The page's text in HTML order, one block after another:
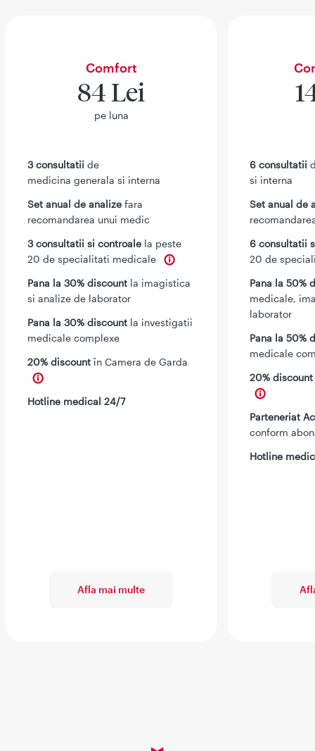
Comfort
84 Lei
pe luna
3 consultatii de
medicina generala si interna
Set anual de analize fara
recomandarea unui medic
3 consultatii si controale la peste
20 de specialitati medicale
Pana la 30% discount la imagistica
si analize de laborator
Pana la 30% discount la investigatii
medicale complexe
20% discount în Camera de Garda
Hotline medical 24/7
Afla mai multe
6 consultatii
si interna
Set anual de
6 consultatii
20 de
Pana la 50%
medicale,
laborator
Pana la 50%
medicale
20%
Parteneriat
conform
Hotline